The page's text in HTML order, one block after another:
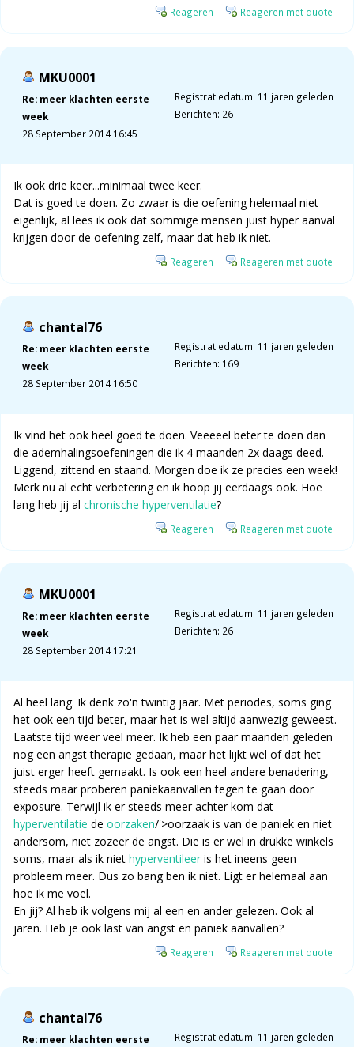
Reageren Reageren met quote
MKU0001
Re: meer klachten eerste
week
28 September 2014 16:45
Registratiedatum: 11 jaren geleden
Berichten: 26
Ik ook drie keer...minimaal twee keer.
Dat is goed te doen. Zo zwaar is die oefening helemaal niet
eigenlijk, al lees ik ook dat sommige mensen juist hyper aanval
krijgen door de oefening zelf, maar dat heb ik niet.
Reageren Reageren met quote
chantal76
Re: meer klachten eerste
week
28 September 2014 16:50
Registratiedatum: 11 jaren geleden
Berichten: 169
Ik vind het ook heel goed te doen. Veeeeel beter te doen dan
die ademhalingsoefeningen die ik 4 maanden 2x daags deed.
Liggend, zittend en staand. Morgen doe ik ze precies een week!
Merk nu al echt verbetering en ik hoop jij eerdaags ook. Hoe
lang heb jij al chronische hyperventilatie?
Reageren Reageren met quote
MKU0001
Re: meer klachten eerste
week
28 September 2014 17:21
Registratiedatum: 11 jaren geleden
Berichten: 26
Al heel lang. Ik denk zo'n twintig jaar. Met periodes, soms ging
het ook een tijd beter, maar het is wel altijd aanwezig geweest.
Laatste tijd weer veel meer. Ik heb een paar maanden geleden
nog een angst therapie gedaan, maar het lijkt wel of dat het
juist erger heeft gemaakt. Is ook een heel andere benadering,
steeds maar proberen paniekaanvallen tegen te gaan door
exposure. Terwijl ik er steeds meer achter kom dat
hyperventilatie de oorzaken/'>oorzaak is van de paniek en niet
andersom, niet zozeer de angst. Die is er wel in drukke winkels
soms, maar als ik niet hyperventileer is het ineens geen
probleem meer. Dus zo bang ben ik niet. Ligt er helemaal aan
hoe ik me voel.
En jij? Al heb ik volgens mij al een en ander gelezen. Ook al
jaren. Heb je ook last van angst en paniek aanvallen?
Reageren Reageren met quote
chantal76
Re: meer klachten eerste
Registratiedatum: 11 jaren geleden